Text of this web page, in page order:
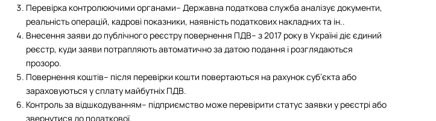
Перевірка контролюючими органами– Державна податкова служба аналізує документи,
реальність операцій, кадрові показники, наявність податкових накладних та ін..
Внесення заяви до публічного реєстру повернення ПДВ– з 2017 року в Україні діє єдиний
реєстр, куди заяви потрапляють автоматично за датою подання і розглядаються
прозоро.
Повернення коштів– після перевірки кошти повертаються на рахунок суб’єкта або
зараховуються у сплату майбутніх ПДВ.
Контроль за відшкодуванням– підприємство може перевірити статус заявки у реєстрі або
звернутися до податкової.